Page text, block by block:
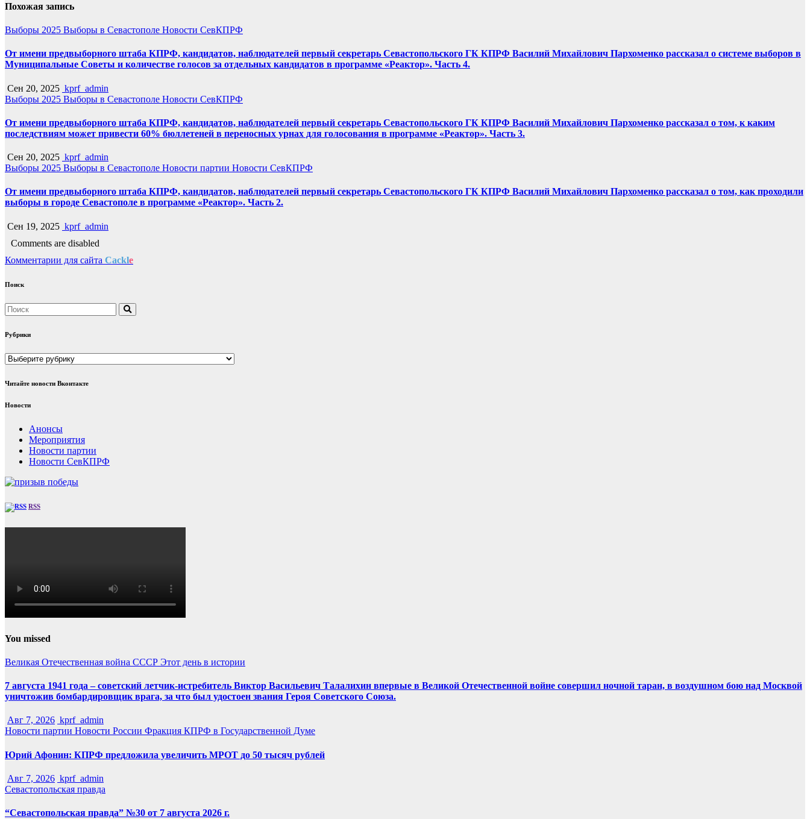
Похожая запись
Выборы 2025 Выборы в Севастополе Новости СевКПРФ
От имени предвыборного штаба КПРФ, кандидатов, наблюдателей первый секретарь Севастопольского ГК КПРФ Василий Михайлович Пархоменко рассказал о системе выборов в
Муниципальные Советы и количестве голосов за отдельных кандидатов в программе «Реактор». Часть 4.
Сен 20, 2025 kprf_admin
Выборы 2025 Выборы в Севастополе Новости СевКПРФ
От имени предвыборного штаба КПРФ, кандидатов, наблюдателей первый секретарь Севастопольского ГК КПРФ Василий Михайлович Пархоменко рассказал о том, к каким
последствиям может привести 60% бюллетеней в переносных урнах для голосования в программе «Реактор». Часть 3.
Сен 20, 2025 kprf_admin
Выборы 2025 Выборы в Севастополе Новости партии Новости СевКПРФ
От имени предвыборного штаба КПРФ, кандидатов, наблюдателей первый секретарь Севастопольского ГК КПРФ Василий Михайлович Пархоменко рассказал о том, как проходили
выборы в городе Севастополе в программе «Реактор». Часть 2.
Сен 19, 2025 kprf_admin
Comments are disabled
Комментарии для сайта Cackle
Поиск
Рубрики
Рубрики
Читайте новости Вконтакте
Новости
Анонсы
Мероприятия
Новости партии
Новости СевКПРФ
RSS
You missed
Великая Отечественная война СССР Этот день в истории
7 августа 1941 года – советский летчик-истребитель Виктор Васильевич Талалихин впервые в Великой Отечественной войне совершил ночной таран, в воздушном бою над Москвой
уничтожив бомбардировщик врага, за что был удостоен звания Героя Советского Союза.
Авг 7, 2026 kprf_admin
Новости партии Новости России Фракция КПРФ в Государственной Думе
Юрий Афонин: КПРФ предложила увеличить МРОТ до 50 тысяч рублей
Авг 7, 2026 kprf_admin
Севастопольская правда
“Севастопольская правда” №30 от 7 августа 2026 г.